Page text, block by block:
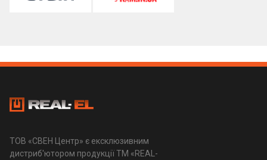
ТОВ «СВЕН Центр» є ексклюзивним
дистриб'ютором продукції ТМ «REAL-